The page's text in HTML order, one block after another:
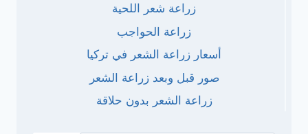
زراعة شعر اللحية
زراعة الحواجب
أسعار زراعة الشعر في تركيا
صور قبل وبعد زراعة الشعر
زراعة الشعر بدون حلاقة